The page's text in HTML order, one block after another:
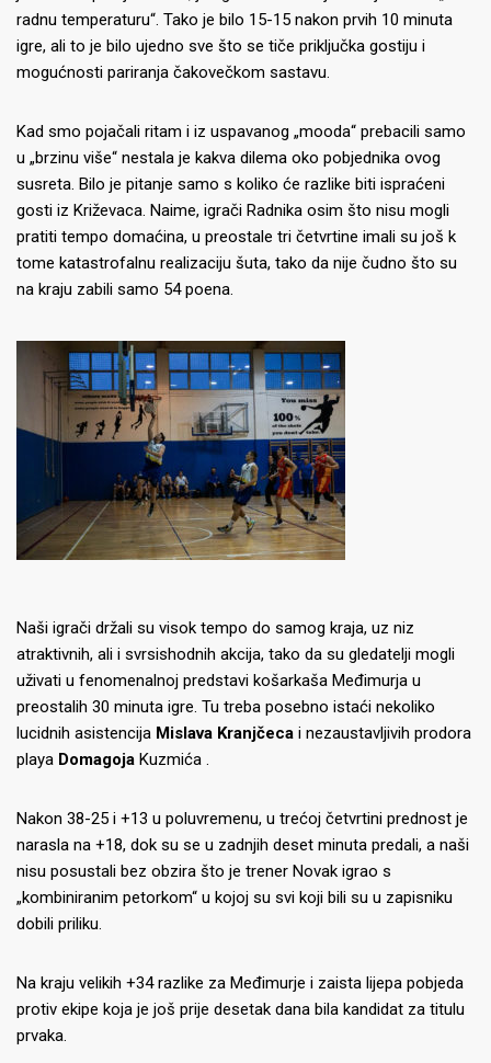
radnu temperaturu“. Tako je bilo 15-15 nakon prvih 10 minuta
igre, ali to je bilo ujedno sve što se tiče priključka gostiju i
mogućnosti pariranja čakovečkom sastavu.
Kad smo pojačali ritam i iz uspavanog „mooda“ prebacili samo
u „brzinu više“ nestala je kakva dilema oko pobjednika ovog
susreta. Bilo je pitanje samo s koliko će razlike biti ispraćeni
gosti iz Križevaca. Naime, igrači Radnika osim što nisu mogli
pratiti tempo domaćina, u preostale tri četvrtine imali su još k
tome katastrofalnu realizaciju šuta, tako da nije čudno što su
na kraju zabili samo 54 poena.
Naši igrači držali su visok tempo do samog kraja, uz niz
atraktivnih, ali i svrsishodnih akcija, tako da su gledatelji mogli
uživati ​​u fenomenalnoj predstavi košarkaša Međimurja u
preostalih 30 minuta igre. Tu treba posebno istaći nekoliko
lucidnih asistencija Mislava Kranjčeca i nezaustavljivih prodora
playa Domagoja Kuzmića .
Nakon 38-25 i +13 u poluvremenu, u trećoj četvrtini prednost je
narasla na +18, dok su se u zadnjih deset minuta predali, a naši
nisu posustali bez obzira što je trener Novak igrao s
„kombiniranim petorkom“ u kojoj su svi koji bili su u zapisniku
dobili priliku.
Na kraju velikih +34 razlike za Međimurje i zaista lijepa pobjeda
protiv ekipe koja je još prije desetak dana bila kandidat za titulu
prvaka.